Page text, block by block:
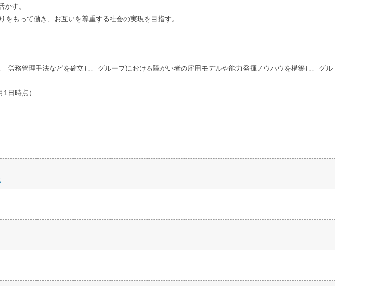
す。
もって働き、お互いを尊重する社会の実現を目指す。
労務管理手法などを確立し、グループにおける障がい者の雇用モデルや能力発揮ノウハウを構築し、グル
日時点）